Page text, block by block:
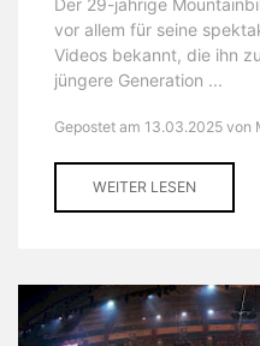
vor allem für seine
Videos bekannt, die ihn
jüngere Generation ...
Gepostet am 13.03.2025 von
WEITER LESEN